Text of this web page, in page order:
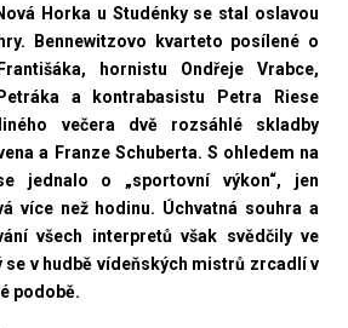
Horka u Studénky se stal oslavou
Bennewitzovo kvarteto posílené o
hornistu Ondřeje Vrabce,
a kontrabasistu Petra Riese
večera dvě rozsáhlé skladby
a Franze Schuberta. S ohledem na
jednalo o „sportovní výkon“, jen
více než hodinu. Úchvatná souhra a
všech interpretů však svědčily ve
se v hudbě vídeňských mistrů zrcadlí v
podobě.